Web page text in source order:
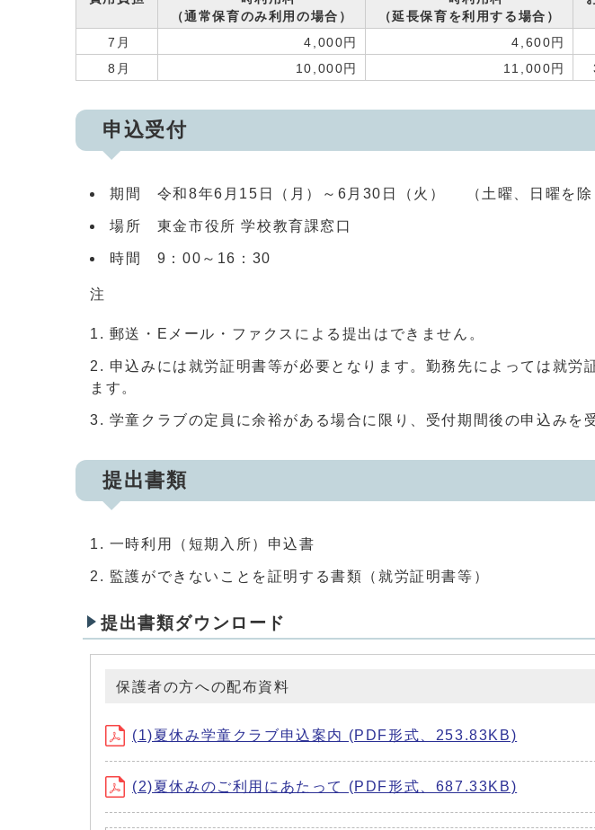
（通常保育のみ利用の場合）
（延長保育を利用する場合）
7月 4,000円 4,600円
8月
10,000円 11,000円
申込受付
期間 令和8年6月15日（月）～6月30日（火） （土曜、日曜を除
場所 東金市役所 学校教育課窓口
時間 9：00～16：30
注
郵送・Eメール・ファクスによる提出はできません。
申込みには就労証明書等が必要となります。勤務先によっては就
ます。
学童クラブの定員に余裕がある場合に限り、受付期間後の申込みを
提出書類
一時利用（短期入所）申込書
監護ができないことを証明する書類（就労証明書等）
提出書類ダウンロード
保護者の方への配布資料
(1)夏休み学童クラブ申込案内 (PDF形式、253.83KB)
(2)夏休みのご利用にあたって (PDF形式、687.33KB)